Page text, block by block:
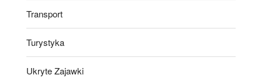
Transport
Turystyka
Ukryte Zajawki